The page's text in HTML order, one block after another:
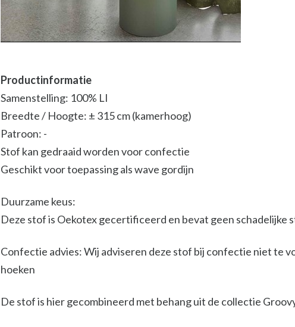
Productinformatie
Samenstelling: 100% LI
Breedte / Hoogte: ± 315 cm (kamerhoog)
Patroon: -
Stof kan gedraaid worden voor confectie
Geschikt voor toepassing als wave gordijn
Duurzame keus:
Deze stof is Oekotex gecertificeerd en bevat geen schadelijke
Confectie advies: Wij adviseren deze stof bij confectie niet te
hoeken
De stof is hier gecombineerd met behang uit de collectie